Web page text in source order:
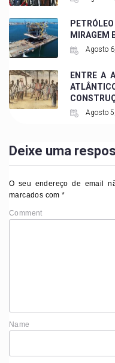
MIRAGEM
Agosto
ENTRE A
Agosto
Deixe uma
O seu endereço de email
marcados com*
Comment